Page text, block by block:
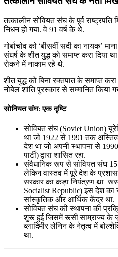
तत्‍कालीन सोवियत संघ के पूर्व राष्ट्रपति
निधन हो गया. वे 91 वर्ष के थे.
गोर्बाचोव को ‘बीसवीं सदी का नायक’
संघर्ष के शीत युद्ध को समाप्त करा दिया
रोकने में नाकाम रहे थे.
शीत युद्ध को बिना रक्तपात के समाप्त
नोबेल शांति पुरस्कार से सम्मानित किया
सोवियत संघ: एक दृष्टि
सोवियत संघ (Soviet Union)
था जो 1922 से 1991 तक
देश था जो अपनी स्थापना से 1990
पार्टी) द्वारा शासित रहा.
संवैधानिक रूप से सोवियत संघ
लेकिन वास्तव में पूरे देश के
सरकार का कड़ा नियंत्रण था.
Socialist Republic) इस देश
सांस्कृतिक और आर्थिक केंद्र था.
सोवियत संघ की स्थापना की
शुरू हुई जिसमें रूसी साम्राज्य के
व्लादिमीर लेनिन के नेतृत्व में
था.